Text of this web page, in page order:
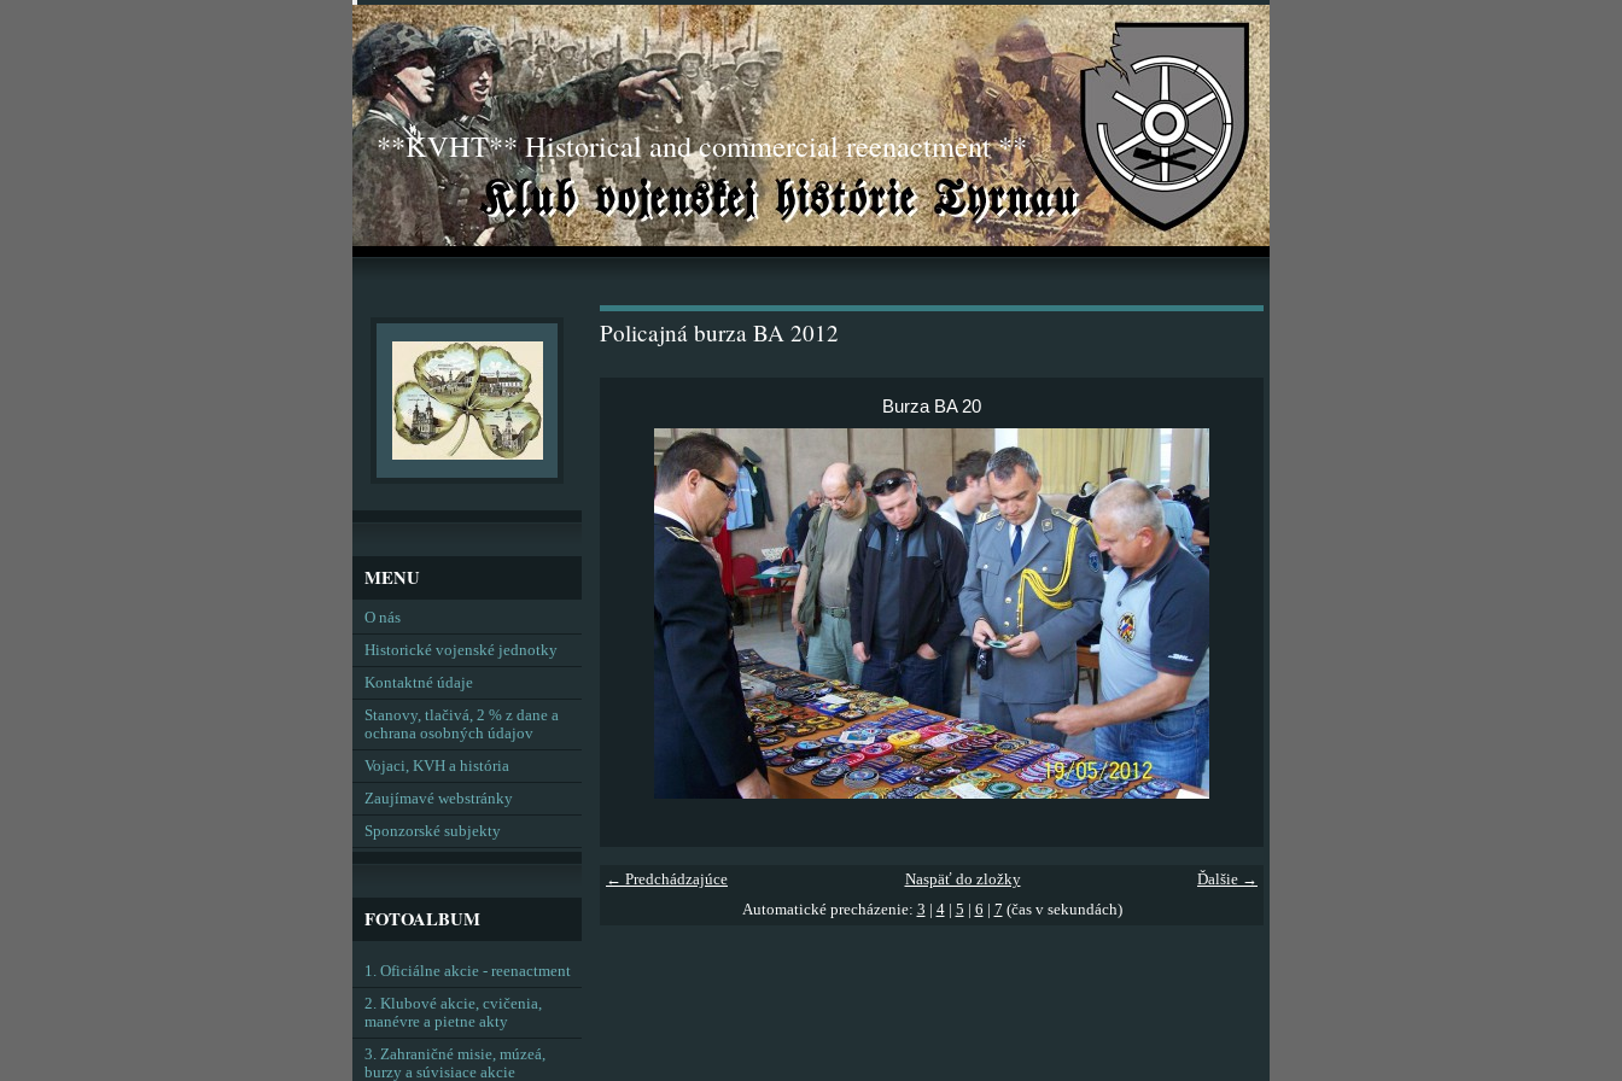
**KVHT** Historical and commercial reenactment **
Policajná burza BA 2012
Burza BA 20
← Predchádzajúce Ďalšie →
Naspäť do zložky
Automatické precházenie: 3 4| 5 6 7 (čas v sekundách)
MENU
O nás
Historické vojenské jednotky
Kontaktné údaje
Stanovy, tlačivá, 2 % z dane a
ochrana osobných údajov
Vojaci, KVH a história
Zaujímavé webstránky
Sponzorské subjekty
FOTOALBUM
1. Oficiálne akcie - reenactment
2. Klubové akcie, cvičenia,
manévre a pietne akty
3. Zahraničné misie, múzeá,
burzy a súvisiace akcie